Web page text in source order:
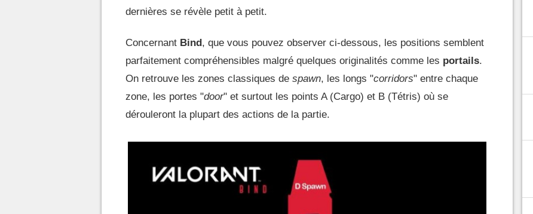
dernières se révèle petit à petit.
Concernant Bind, que vous pouvez observer ci-dessous, les positions semblent
parfaitement compréhensibles malgré quelques originalités comme les portails.
On retrouve les zones classiques de spawn, les longs "corridors" entre chaque
zone, les portes "door" et surtout les points A (Cargo) et B (Tétris) où se
dérouleront la plupart des actions de la partie.